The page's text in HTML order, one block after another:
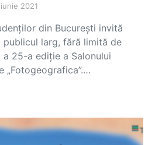
2021
din București invită
publicul larg, fără limită de
25-a ediție a Salonului
„Fotogeografica”.…